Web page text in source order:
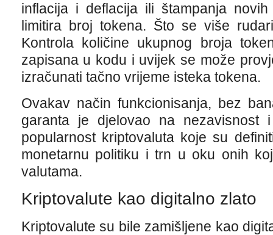
inflacija i deflacija ili štampanja
limitira broj tokena. Što se više
Kontrola količine ukupnog broja
zapisana u kodu i uvijek se može
izračunati tačno vrijeme isteka tokena.
Ovakav način funkcionisanja, bez
garanta je djelovao na nezavisnost
popularnost kriptovaluta koje su
monetarnu politiku i trn u oku onih
valutama.
Kriptovalute kao digitalno zlato
Kriptovalute su bile zamišljene kao